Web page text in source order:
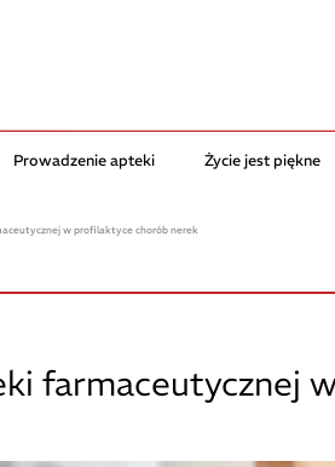
Prowadzenie apteki Życie jest piękne
w profilaktyce chorób nerek
farmaceutycznej